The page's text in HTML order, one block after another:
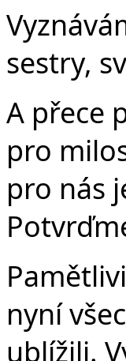
sestry,
A přece
pro
pro nás
nyní
ublížili.